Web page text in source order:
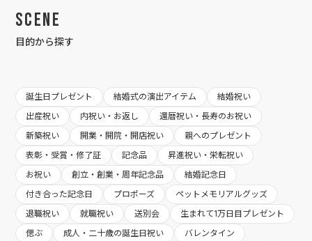
Scene
目的から探す
誕生日プレゼント 結婚式の演出アイテム
結婚祝い
出産祝い
内祝い・お返し
還暦祝い・長寿のお祝い
新築祝い
開業・開院・開店祝い
親へのプレゼント
表彰・受賞・修了証
記念品
昇進祝い・栄転祝い
お祝い
創立・創業・周年記念品
結婚記念日
付き合った記念日
プロポーズ
ペットメモリアルグッズ
退職祝い
就職祝い 送別会
生まれて1万日目プレゼント
偲ぶ
成人・二十歳の誕生日祝い
バレンタイン